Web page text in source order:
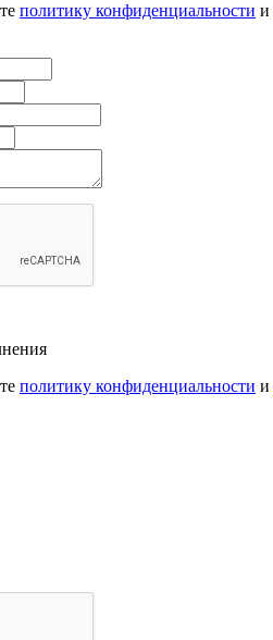
политику конфиденциальности и
политику конфиденциальности и